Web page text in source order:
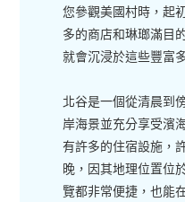
您參觀美國村時，起
多的商店和琳瑯滿目
就會沉浸於這些豐富
北谷是一個從清晨到
岸海景並充分享受濱
有許多的住宿設施，
晚，因其地理位置位
覽都非常便捷，也能